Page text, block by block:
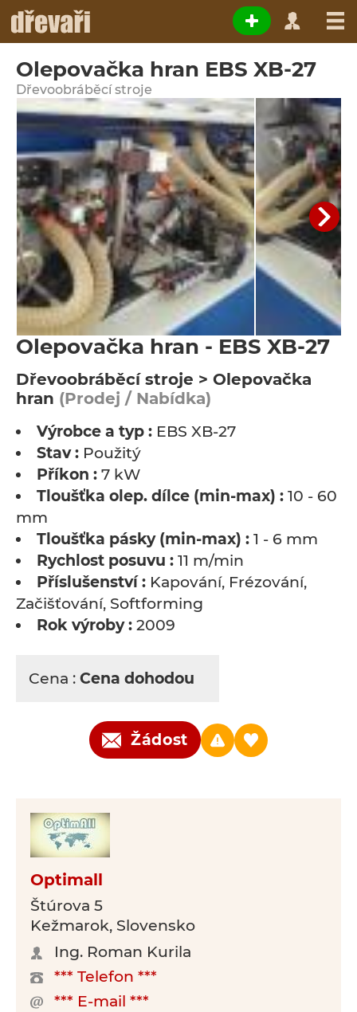
Olepovačka hran EBS XB-27
Dřevoobráběcí stroje
Olepovačka hran - EBS XB-27
Dřevoobráběcí stroje > Olepovačka
hran (Prodej / Nabídka)
Výrobce a typ : EBS XB-27
Stav : Použitý
Příkon : 7 kW
Tloušťka olep. dílce (min-max) : 10 - 60
mm
Tloušťka pásky (min-max) : 1 - 6 mm
Rychlost posuvu : 11 m/min
Příslušenství : Kapování, Frézování,
Začišťování, Softforming
Rok výroby : 2009
Cena : Cena dohodou
Žádost
Optimall
Štúrova 5
Kežmarok, Slovensko
Ing. Roman Kurila
*** Telefon ***
*** E-mail ***